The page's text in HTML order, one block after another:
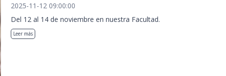
2025-11-12 09:00:00
Del 12 al 14 de noviembre en nuestra Facultad.
Leer más